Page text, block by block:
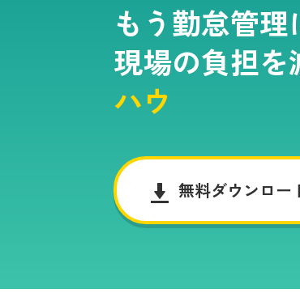
もう勤怠管理
現場の負担を
ハウ
無料ダウンロー